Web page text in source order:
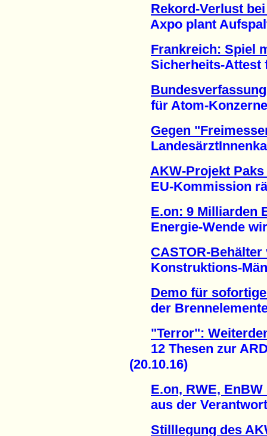
Rekord-Verlust
Axpo plant
Frankreich: Spiel
Sicherheits-Attest
für Atom-Konzerne
Gegen
AKW-Projekt Paks
EU-Kommission
E.on: 9 Milliarden
Energie-Wende
CASTOR-
Konstruktions-
Demo für
der
"Terror":
12 Thesen zur
(20.10.16)
E.on, RWE,
aus der
Stilllegung des